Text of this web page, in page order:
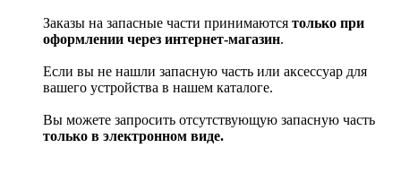
Заказы на запасные части принимаются только при
оформлении через интернет-магазин.
Если вы не нашли запасную часть или аксессуар для
вашего устройства в нашем каталоге.
Вы можете запросить отсутствующую запасную часть
только в электронном виде.